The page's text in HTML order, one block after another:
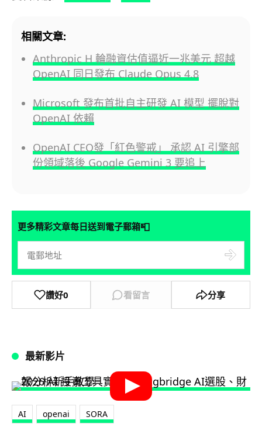
相關文章:
Anthropic H 輪融資估值逼近一兆美元 超越
OpenAI 同日發布 Claude Opus 4.8
Microsoft 發布首批自主研發 AI 模型 擺脫對
OpenAI 依賴
OpenAI CEO發「紅色警戒」 承認 AI 引擎部
份領域落後 Google Gemini 3 要追上
更多精彩文章每日送到電子郵箱📮
讚好0 看留言 分享
最新影片
AI openai SORA